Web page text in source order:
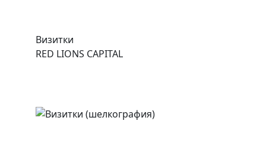
Визитки
RED LIONS CAPITAL